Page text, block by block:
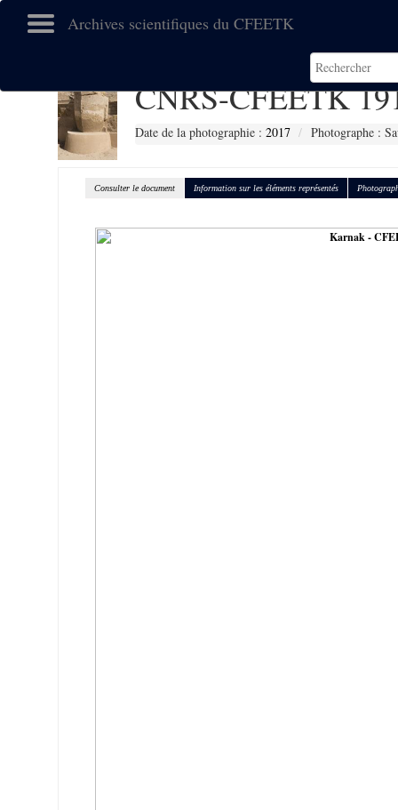
Archives scientifiques du CFEETK
CNRS-CFEETK
Date de la photographie : 2017 Photographe :
Consulter le document Information sur les éléments représentés